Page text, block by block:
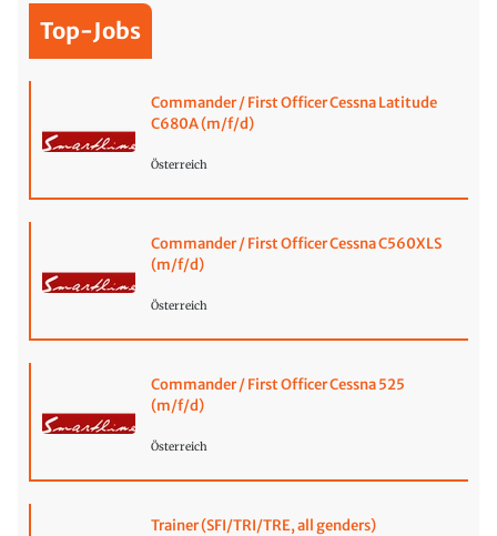
Top-Jobs
Commander / First Officer Cessna Latitude
C680A (m/f/d)
Österreich
Commander / First Officer Cessna C560XLS
(m/f/d)
Österreich
Commander / First Officer Cessna 525
(m/f/d)
Österreich
Trainer (SFI/TRI/TRE, all genders)